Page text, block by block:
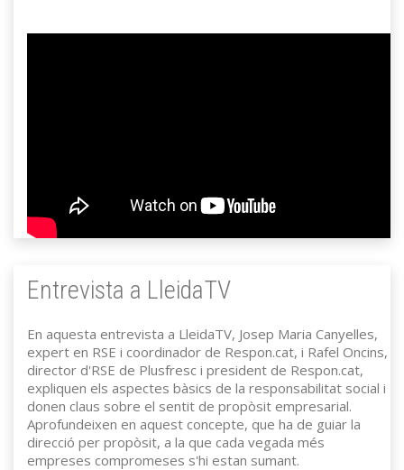
Entrevista a LleidaTV
En aquesta entrevista a LleidaTV, Josep Maria Canyelles,
expert en RSE i coordinador de Respon.cat, i Rafel Oncins,
director d'RSE de Plusfresc i president de Respon.cat,
expliquen els aspectes bàsics de la responsabilitat social i
donen claus sobre el sentit de propòsit empresarial.
Aprofundeixen en aquest concepte, que ha de guiar la
direcció per propòsit, a la que cada vegada més
empreses compromeses s'hi estan sumant.